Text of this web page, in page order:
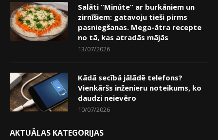
Salāti “Minūte” ar burkāniem un
zirnīšiem: gatavoju tieši pirms
pasniegšanas. Mega-ātra recepte
no tā, kas atradās mājās
13/07/2026
Kādā secībā jālādē telefons?
Vienkāršs inženieru noteikums, ko
daudzi neievēro
10/07/2026
AKTUĀLAS KATEGORIJAS